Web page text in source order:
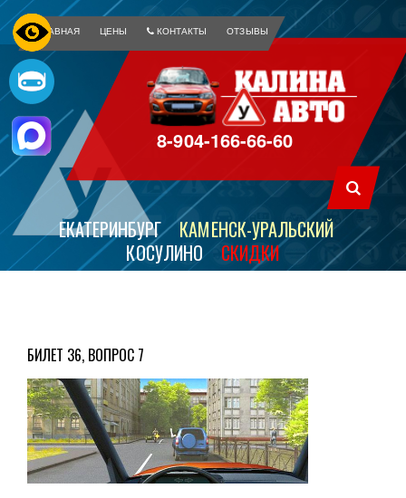
ГЛАВНАЯ ЦЕНЫ КОНТАКТЫ ОТЗЫВЫ
8-904-166-66-60
ЕКАТЕРИНБУРГ
КАМЕНСК-УРАЛЬСКИЙ
КОСУЛИНО
СКИДКИ
БИЛЕТ 36, ВОПРОС 7